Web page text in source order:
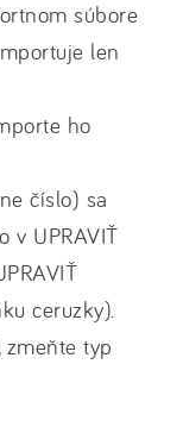
súbore
len
ho
číslo) sa
v UPRAVIŤ
ceruzky).
typ